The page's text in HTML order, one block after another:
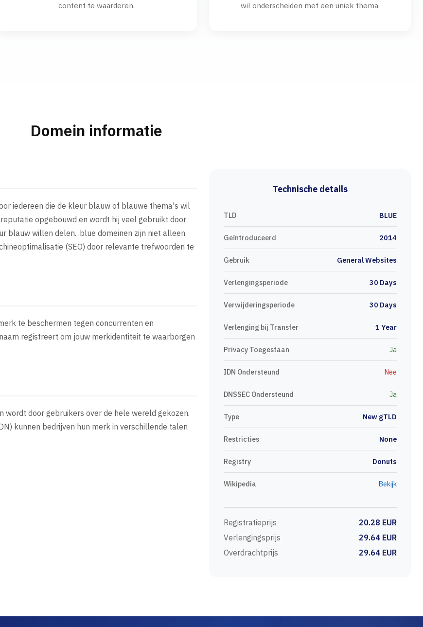
content te waarderen.
wil onderscheiden met een uniek thema.
Domein informatie
iedereen die de kleur blauw of blauwe thema's wil
opgebouwd en wordt hij veel gebruikt door
blauw willen delen. .blue domeinen zijn niet alleen
(SEO) door relevante trefwoorden te
te beschermen tegen concurrenten en
registreert om jouw merkidentiteit te waarborgen
door gebruikers over de hele wereld gekozen.
kunnen bedrijven hun merk in verschillende talen
Technische details
TLD BLUE
Geïntroduceerd 2014
Gebruik General Websites
Verlengingsperiode 30 Days
Verwijderingsperiode 30 Days
Verlenging bij Transfer 1 Year
Privacy Toegestaan Ja
IDN Ondersteund Nee
DNSSEC Ondersteund Ja
Type New gTLD
Restricties None
Registry Donuts
Wikipedia Bekijk
Registratieprijs
20.28 EUR
Verlengingsprijs
29.64 EUR
Overdrachtprijs
29.64 EUR